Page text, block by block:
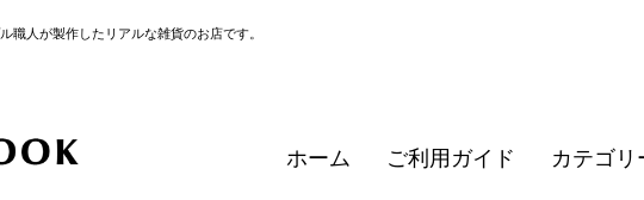
職人が製作したリアルな雑貨のお店です。
ホーム ご利用ガイド カテゴリ